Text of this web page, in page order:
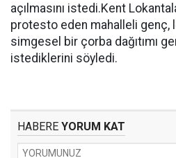
açılmasını istedi.Kent
protesto eden mahalleli genç,
simgesel bir çorba dağıtımı
istediklerini söyledi.
HABERE YORUM KAT